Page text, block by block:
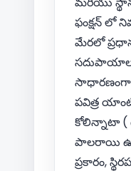
ఫంక్షన్ లో
మేరలో
సదుపాయాలు
సాధారణంగా
పవిత్ర
కోలిన్నాటా (
పాలరాయి
ప్రకారం,